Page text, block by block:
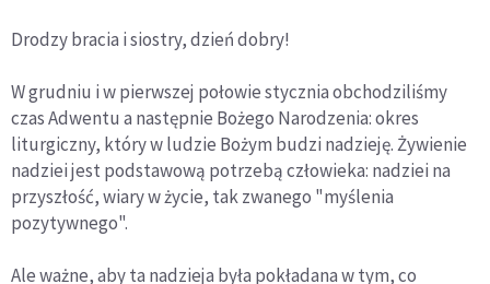
Drodzy bracia i siostry, dzień dobry!
W grudniu i w pierwszej połowie stycznia obchodziliśmy
czas Adwentu a następnie Bożego Narodzenia: okres
liturgiczny, który w ludzie Bożym budzi nadzieję. Żywienie
nadziei jest podstawową potrzebą człowieka: nadziei na
przyszłość, wiary w życie, tak zwanego "myślenia
pozytywnego".
Ale ważne, aby ta nadzieja była pokładana w tym, co